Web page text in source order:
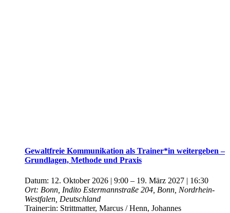
Gewaltfreie Kommunikation als Trainer*in weitergeben –
Grundlagen, Methode und Praxis
Datum: 12. Oktober 2026 | 9:00 – 19. März 2027 | 16:30
Ort: Bonn, Indito Estermannstraße 204, Bonn, Nordrhein-
Westfalen, Deutschland
Trainer:in: Strittmatter, Marcus / Henn, Johannes